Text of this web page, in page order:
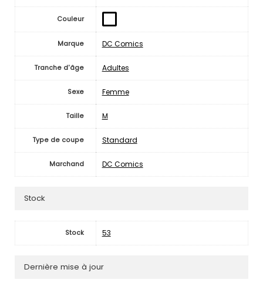
Couleur
Marque DC Comics
Tranche d'âge Adultes
Sexe Femme
Taille M
Type de coupe Standard
Marchand DC Comics
Stock
Stock 53
Dernière mise à jour